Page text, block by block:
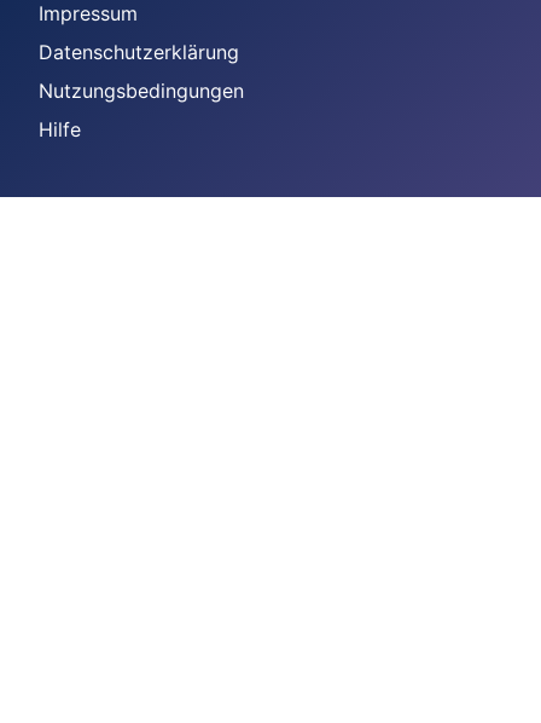
Impressum
Datenschutzerklärung
Nutzungsbedingungen
Hilfe